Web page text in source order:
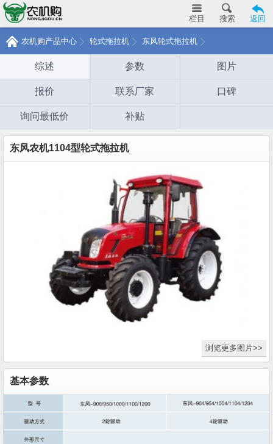
返回
搜索
栏目
农机购产品中心 轮式拖拉机 东风轮式拖拉机
综述 参数 图片
报价 联系厂家 口碑
询问最低价 补贴
东风农机1104型轮式拖拉机
浏览更多图片>>
基本参数